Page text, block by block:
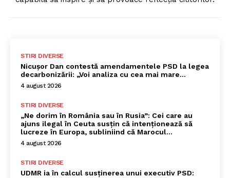
STIRI DIVERSE
Nicușor Dan contestă amendamentele PSD la legea
decarbonizării: „Voi analiza cu cea mai mare…
4 august 2026
STIRI DIVERSE
„Ne dorim în România sau în Rusia”: Cei care au
ajuns ilegal în Ceuta susțin că intenționează să
lucreze în Europa, subliniind că Marocul...
4 august 2026
STIRI DIVERSE
UDMR ia în calcul susținerea unui executiv PSD: